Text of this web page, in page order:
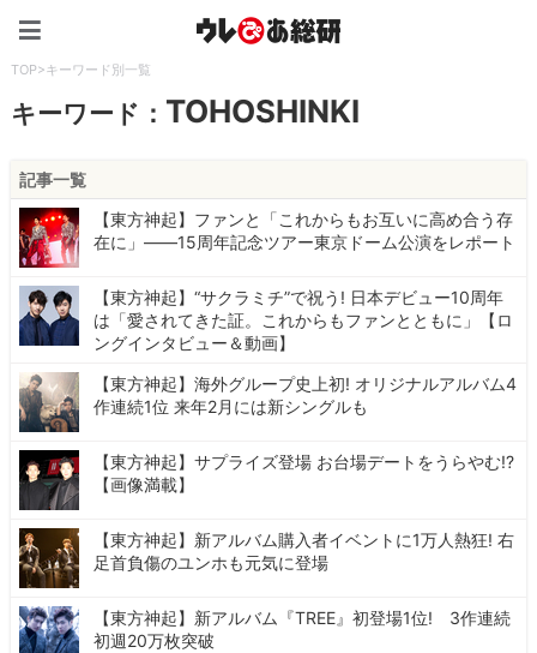
TOP>キーワード別一覧
キーワード： TOHOSHINKI
記事一覧
【東方神起】ファンと「これからもお互いに高め合う存
在に」――15周年記念ツアー東京ドーム公演をレポート
【東方神起】“サクラミチ”で祝う! 日本デビュー10周年
は「愛されてきた証。これからもファンとともに」【ロ
ングインタビュー＆動画】
【東方神起】海外グループ史上初! オリジナルアルバム4
作連続1位 来年2月には新シングルも
【東方神起】サプライズ登場 お台場デートをうらやむ!?
【画像満載】
【東方神起】新アルバム購入者イベントに1万人熱狂! 右
足首負傷のユンホも元気に登場
【東方神起】新アルバム『TREE』初登場1位! 3作連続
初週20万枚突破